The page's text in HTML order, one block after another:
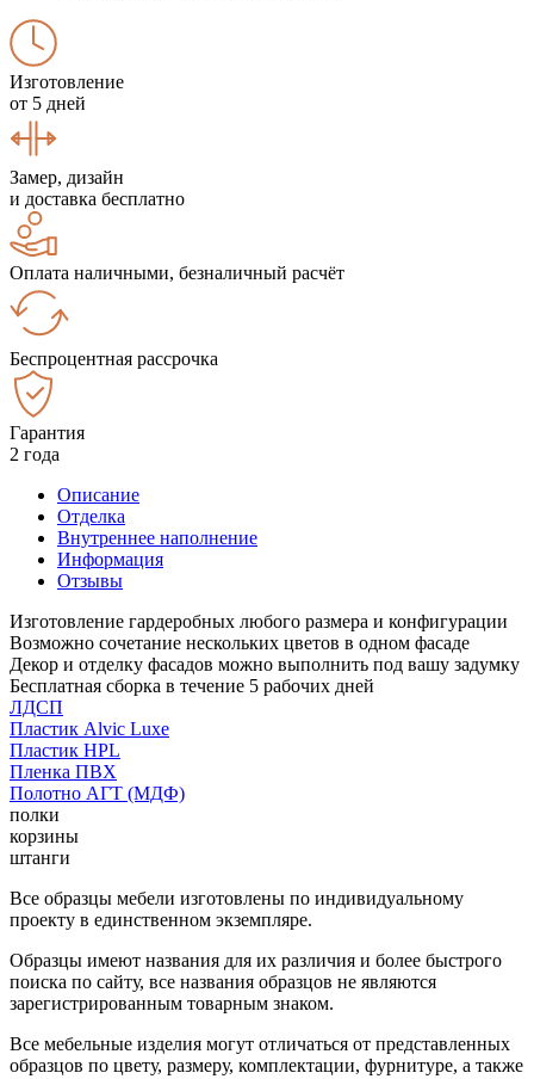
Изготовление
от 5 дней
Замер, дизайн
и доставка бесплатно
Оплата наличными, безналичный расчёт
Беспроцентная рассрочка
Гарантия
2 года
Описание
Отделка
Внутреннее наполнение
Информация
Отзывы
Изготовление гардеробных любого размера и конфигурации
Возможно сочетание нескольких цветов в одном фасаде
Декор и отделку фасадов можно выполнить под вашу задумку
Бесплатная сборка в течение 5 рабочих дней
ЛДСП
Пластик Alvic Luxe
Пластик HPL
Пленка ПВХ
Полотно АГТ (МДФ)
полки
корзины
штанги
Все образцы мебели изготовлены по индивидуальному
проекту в единственном экземпляре.
Образцы имеют названия для их различия и более быстрого
поиска по сайту, все названия образцов не являются
зарегистрированным товарным знаком.
Все мебельные изделия могут отличаться от представленных
образцов по цвету, размеру, комплектации, фурнитуре, а также